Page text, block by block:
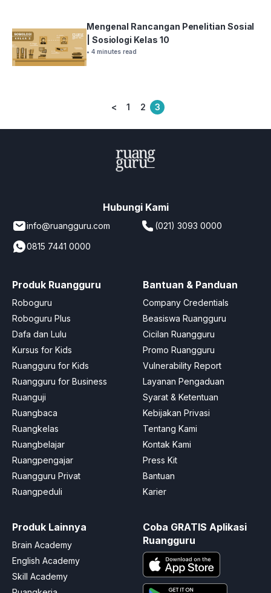
Mengenal Rancangan Penelitian Sosial
| Sosiologi Kelas 10
• 4 minutes read
Posts
< 1 2 3
Hubungi Kami
info@ruangguru.com
(021) 3093 0000
0815 7441 0000
Produk Ruangguru
Roboguru
Roboguru Plus
Dafa dan Lulu
Kursus for Kids
Ruangguru for Kids
Ruangguru for Business
Ruanguji
Ruangbaca
Ruangkelas
Ruangbelajar
Ruangpengajar
Ruangguru Privat
Ruangpeduli
Bantuan & Panduan
Company Credentials
Beasiswa Ruangguru
Cicilan Ruangguru
Promo Ruangguru
Vulnerability Report
Layanan Pengaduan
Syarat & Ketentuan
Kebijakan Privasi
Tentang Kami
Kontak Kami
Press Kit
Bantuan
Karier
Produk Lainnya
Brain Academy
English Academy
Skill Academy
Coba GRATIS Aplikasi
Ruangguru